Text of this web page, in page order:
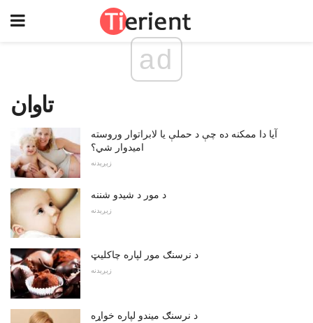
ad
تاوان
آیا دا ممکنه ده چې د حملې یا لابراتوار وروسته
امیدوار شي؟
زېږېدنه
د مور د شیدو شننه
زېږېدنه
د نرسنګ مور لپاره چاکلیټ
زېږېدنه
د نرسنګ میندو لپاره خواړه